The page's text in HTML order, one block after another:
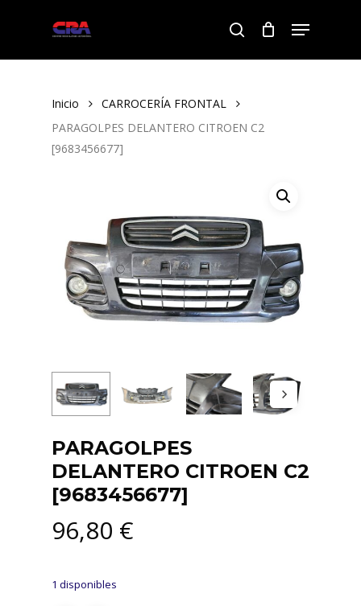
search
Menu
Inicio
CARROCERÍA FRONTAL
PARAGOLPES DELANTERO CITROEN C2
[9683456677]
PARAGOLPES
DELANTERO CITROEN C2
[9683456677]
96,80 €
1 disponibles